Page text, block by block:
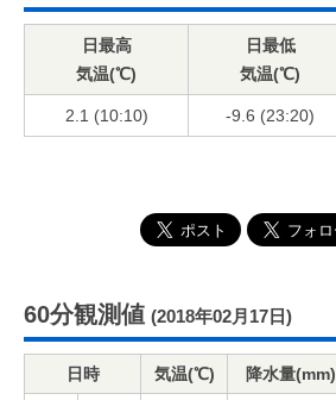
日最高
気温(℃)
日最低
気温(℃)
2.1 (10:10) -9.6 (23:20)
60分観測値 (2018年02月17日)
日時 気温(℃) 降水量(mm)